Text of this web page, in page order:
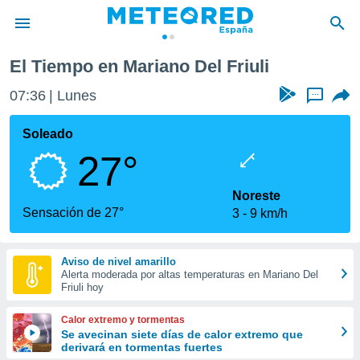
de
por
que se
calidad.
a este
las
y
forma
digital
basada
El Tiempo en Mariano Del Friuli
07:36 Lunes ...
Soleado
27°
Sensación de 27°
Noreste
3
9 km/h
Aviso de nivel amarillo
Alerta moderada por altas temperaturas en Mariano Del
Friuli hoy
Calor extremo y tormentas
Se avecinan siete días de calor extremo que
derivará en tormentas fuertes